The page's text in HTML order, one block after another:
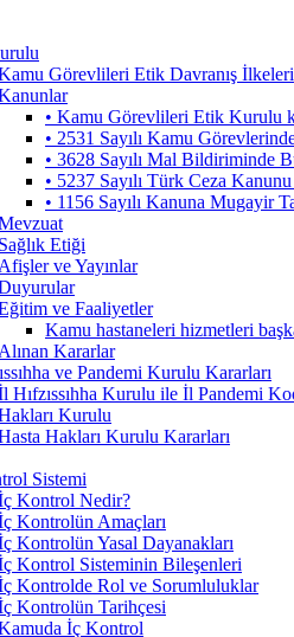
Görevlileri Etik Davranış İlkeleri
• Kamu Görevlileri Etik Kurulu
• 2531 Sayılı Kamu
• 3628 Sayılı Mal Bildiriminde
• 5237 Sayılı Türk Ceza
• 1156 Sayılı Kanuna Mugayir
Sağlık Etiği
Afişler ve Yayınlar
ve Faaliyetler
Kamu hastaneleri hizmetleri
Alınan Kararlar
ve Pandemi Kurulu Kararları
Hıfzıssıhha Kurulu ile İl Pandemi
Kurulu
Hakları Kurulu Kararları
Sistemi
Kontrol Nedir?
Kontrolün Amaçları
Kontrolün Yasal Dayanakları
Kontrol Sisteminin Bileşenleri
Kontrolde Rol ve Sorumluluklar
Kontrolün Tarihçesi
İç Kontrol